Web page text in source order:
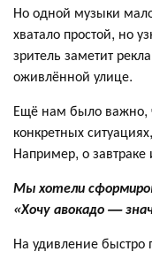
Но одной музыки
хватало простой, но
зритель заметит
оживлённой улице.
Ещё нам было важно,
конкретных
Например, о завтраке
Мы хотели
«Хочу авокадо —
На удивление быстро